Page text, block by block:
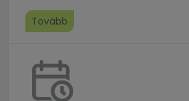
évtizedeken keresztül a
nemcsak zeneművészek, de sok
szolgálnak. Életükről, házasságról,
zenéről beszélgetünk […]
Tovább